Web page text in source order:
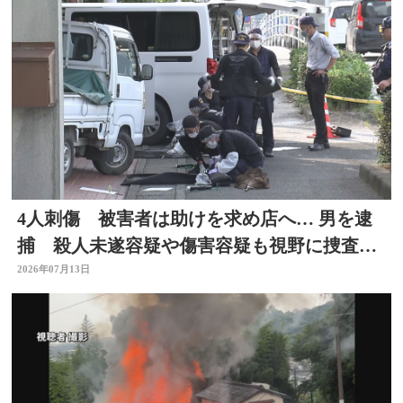
4人刺傷 被害者は助けを求め店へ… 男を逮
捕 殺人未遂容疑や傷害容疑も視野に捜査
大分県佐伯市
2026年07月13日